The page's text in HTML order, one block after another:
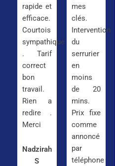
rapide et
efficace.
Courtois
sympathique
. Tarif
correct
bon
travail.
Rien a
redire .
Merci
Nadzirah
S
mes
clés.
Intervention
du
serrurier
en
moins
de 20
mins.
Prix fixe
comme
annoncé
par
téléphone